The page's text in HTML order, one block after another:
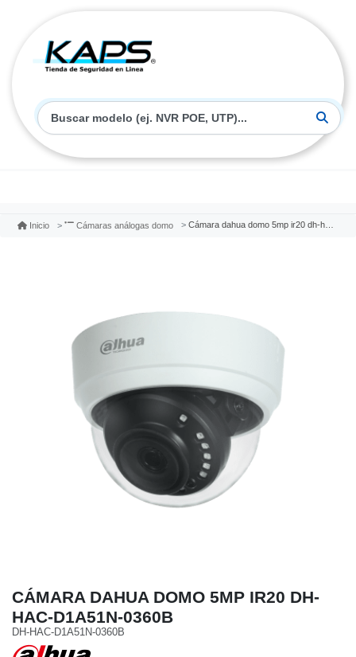
Inicio Cámaras análogas domo Cámara dahua domo 5mp ir20 dh-hac-d1a51n-0360b
CÁMARA DAHUA DOMO 5MP IR20 DH-
HAC-D1A51N-0360B
DH-HAC-D1A51N-0360B